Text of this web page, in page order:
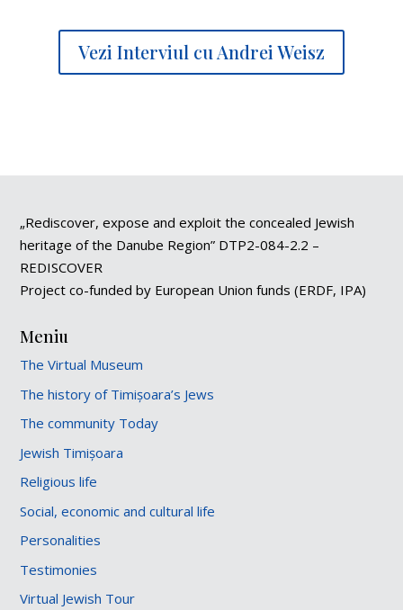
Vezi Interviul cu Andrei Weisz
„Rediscover, expose and exploit the concealed Jewish
heritage of the Danube Region” DTP2-084-2.2 –
REDISCOVER
Project co-funded by European Union funds (ERDF, IPA)
Meniu
The Virtual Museum
The history of Timișoara’s Jews
The community Today
Jewish Timișoara
Religious life
Social, economic and cultural life
Personalities
Testimonies
Virtual Jewish Tour